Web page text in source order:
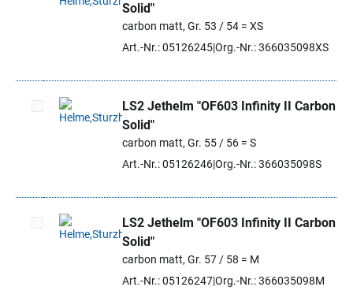
Artikel auswählen
Solid"
carbon matt, Gr. 53 / 54 = XS
Art.-Nr.: 05126245Org.-Nr.: 366035098XS
Artikel auswählen
LS2 Jethelm "OF603 Infinity II Carbon
Solid"
carbon matt, Gr. 55 / 56 = S
Art.-Nr.: 05126246Org.-Nr.: 366035098S
Artikel auswählen
LS2 Jethelm "OF603 Infinity II Carbon
Solid"
carbon matt, Gr. 57 / 58 = M
Art.-Nr.: 05126247Org.-Nr.: 366035098M